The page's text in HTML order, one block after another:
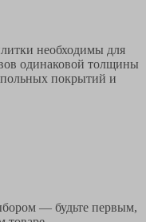
необходимы для
одинаковой толщины
покрытий и
— будьте первым,